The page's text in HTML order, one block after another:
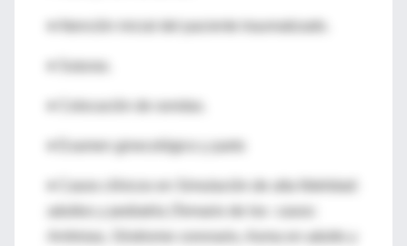
♦ Examen ginecológico y parto